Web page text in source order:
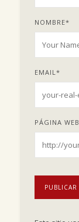
NOMBRE*
EMAIL *
PÁGINA WEB